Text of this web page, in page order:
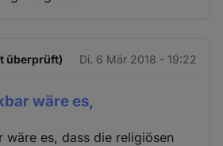
überprüft) Di. 6 Mär 2018 - 19:22
wäre es,
wäre es, dass die religiösen